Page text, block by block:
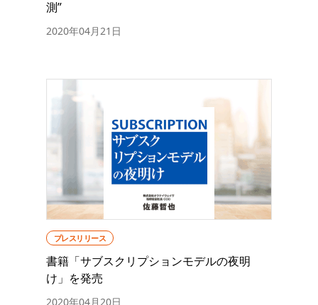
測”
2020年04月21日
プレスリリース
書籍「サブスクリプションモデルの夜明
け」を発売
2020年04月20日